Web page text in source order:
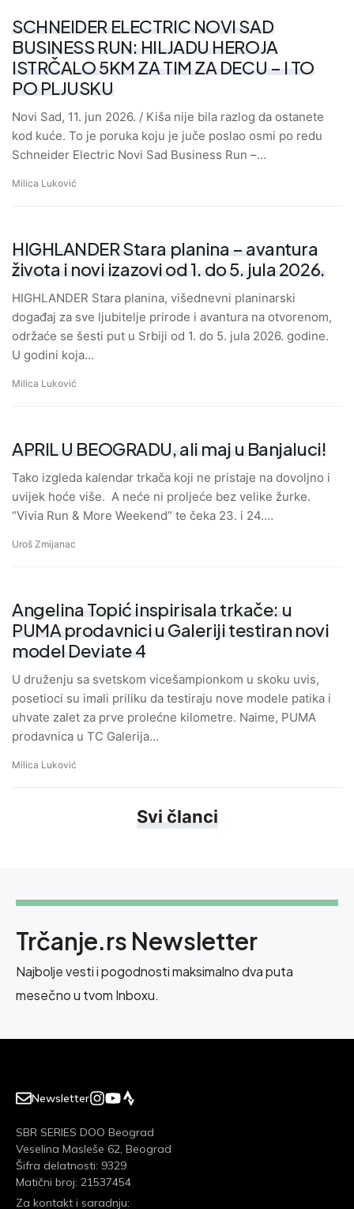
SCHNEIDER ELECTRIC NOVI SAD
BUSINESS RUN: HILJADU HEROJA
ISTRČALO 5KM ZA TIM ZA DECU – I TO
PO PLJUSKU
Novi Sad, 11. jun 2026. / Kiša nije bila razlog da ostanete
kod kuće. To je poruka koju je juče poslao osmi po redu
Schneider Electric Novi Sad Business Run –…
Milica Luković
HIGHLANDER Stara planina – avantura
života i novi izazovi od 1. do 5. jula 2026.
HIGHLANDER Stara planina, višednevni planinarski
događaj za sve ljubitelje prirode i avantura na otvorenom,
održaće se šesti put u Srbiji od 1. do 5. jula 2026. godine.
U godini koja…
Milica Luković
APRIL U BEOGRADU, ali maj u Banjaluci!
Tako izgleda kalendar trkača koji ne pristaje na dovoljno i
uvijek hoće više. A neće ni proljeće bez velike žurke.
“Vivia Run & More Weekend” te čeka 23. i 24.…
Uroš Zmijanac
Angelina Topić inspirisala trkače: u
PUMA prodavnici u Galeriji testiran novi
model Deviate 4
U druženju sa svetskom vicešampionkom u skoku uvis,
posetioci su imali priliku da testiraju nove modele patika i
uhvate zalet za prve prolećne kilometre. Naime, PUMA
prodavnica u TC Galerija…
Milica Luković
Svi članci
Trčanje.rs Newsletter
Najbolje vesti i pogodnosti maksimalno dva puta
mesečno u tvom Inboxu.
Newsletter
SBR SERIES DOO Beograd
Veselina Masleše 62, Beograd
Šifra delatnosti: 9329
Matični broj: 21537454
Za kontakt i saradnju: